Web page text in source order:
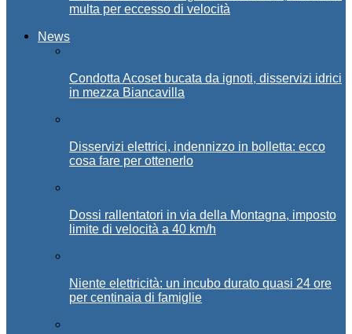
multa per eccesso di velocità
News
Condotta Acoset bucata da ignoti, disservizi idrici
in mezza Biancavilla
Disservizi elettrici, indennizzo in bolletta: ecco
cosa fare per ottenerlo
Dossi rallentatori in via della Montagna, imposto
limite di velocità a 40 km/h
Niente elettricità: un incubo durato quasi 24 ore
per centinaia di famiglie